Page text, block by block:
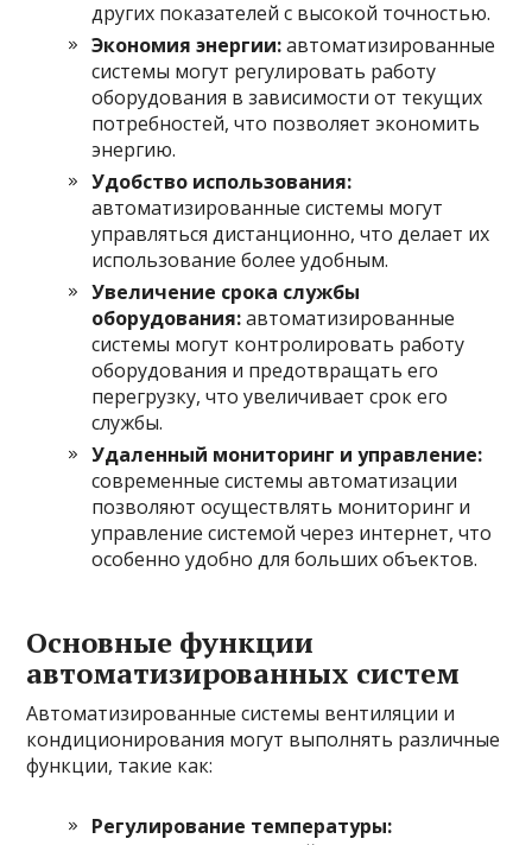
других показателей с высокой точностью.
Экономия энергии:автоматизированные
системы могут регулировать работу
оборудования в зависимости от текущих
потребностей, что позволяет экономить
энергию.
Удобство использования:
автоматизированные системы могут
управляться дистанционно, что делает их
использование более удобным.
Увеличение срока службы
оборудования:автоматизированные
системы могут контролировать работу
оборудования и предотвращать его
перегрузку, что увеличивает срок его
службы.
Удаленный мониторинг и управление:
современные системы автоматизации
позволяют осуществлять мониторинг и
управление системой через интернет, что
особенно удобно для больших объектов.
Основные функции
автоматизированных систем
Автоматизированные системы вентиляции и
кондиционирования могут выполнять различные
функции, такие как:
Регулирование температуры: